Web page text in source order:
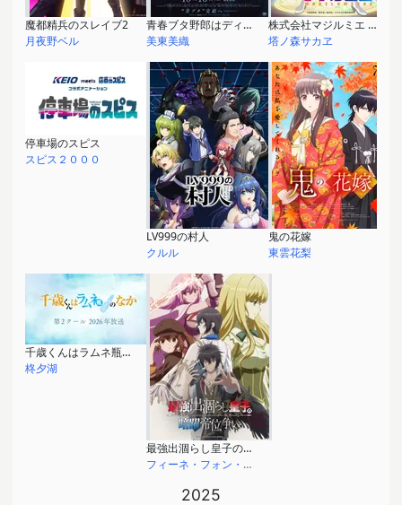
魔都精兵のスレイブ2
月夜野ベル
青春ブタ野郎はディアフレンドの夢を見ない
美東美織
株式会社マジルミエ 第2期
塔ノ森サカヱ
停車場のスピス
スピス２０００
LV999の村人
クルル
鬼の花嫁
東雲花梨
千歳くんはラムネ瓶のなか 第2クール
柊夕湖
最強出涸らし皇子の暗躍帝位争い
フィーネ・フォン・クライネルト
2025